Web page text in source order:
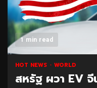
1 min read
HOT NEWS WORLD
สหรัฐ ผวา EV